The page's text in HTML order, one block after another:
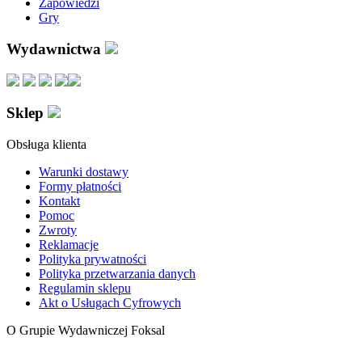
Zapowiedzi
Gry
Wydawnictwa
Sklep
Obsługa klienta
Warunki dostawy
Formy płatności
Kontakt
Pomoc
Zwroty
Reklamacje
Polityka prywatności
Polityka przetwarzania danych
Regulamin sklepu
Akt o Usługach Cyfrowych
O Grupie Wydawniczej Foksal